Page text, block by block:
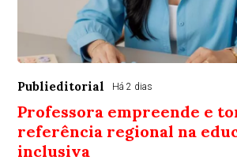
Publieditorial Há 2 dias
Professora empreende e
referência regional na
inclusiva